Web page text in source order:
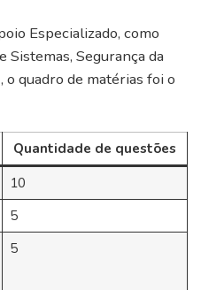
Especializado, como
Sistemas, Segurança da
quadro de matérias foi o
Quantidade de questões
10
5
5